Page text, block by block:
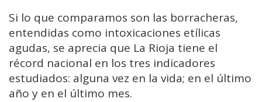
Si lo que comparamos son las borracheras,
entendidas como intoxicaciones etílicas
agudas, se aprecia que La Rioja tiene el
récord nacional en los tres indicadores
estudiados: alguna vez en la vida; en el último
año y en el último mes.